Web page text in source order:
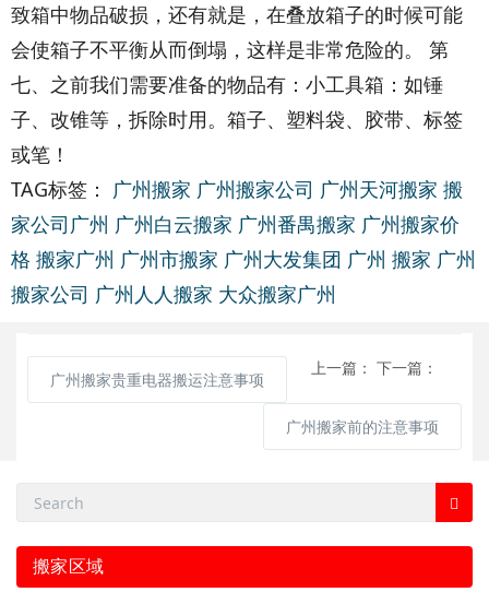
致箱中物品破损，还有就是，在叠放箱子的时候可能
会使箱子不平衡从而倒塌，这样是非常危险的。 第
七、之前我们需要准备的物品有：小工具箱：如锤
子、改锥等，拆除时用。箱子、塑料袋、胶带、标签
或笔！
TAG标签： 广州搬家 广州搬家公司 广州天河搬家 搬
家公司广州 广州白云搬家 广州番禺搬家 广州搬家价
格 搬家广州 广州市搬家 广州大发集团 广州 搬家 广州
搬家公司 广州人人搬家 大众搬家广州
上一篇：
广州搬家贵重电器搬运注意事项
下一篇：
广州搬家前的注意事项
搬家区域